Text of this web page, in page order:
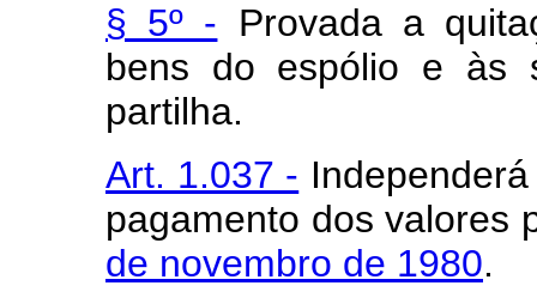
§ 5º - Provada a
bens do espólio e às
partilha.
Art. 1.037 -
pagamento dos valores
de novembro de 1980.